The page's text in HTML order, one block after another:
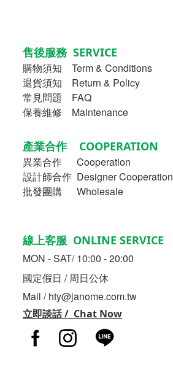
售後服務 SERVICE
購物須知
Term & Conditions
退貨須知 Return & Policy
常見問題 FAQ
保養維修 Maintenance
產業合作 COOPERATION
異業合作
Cooperation
設計師合作 Designer Cooperation
批發團購 Wholesale
線上客服 ONLINE SERVICE
MON - SAT/ 10:00 - 20:00
國定假日 / 周日公休
Mail / hty@janome.com.tw
立即談話 / Chat Now